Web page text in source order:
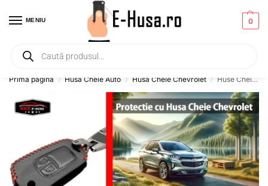
MENIU 0
Primesti un mic
Prima pagină / Husa Cheie Auto / Husa Cheie Chevrolet / Huse Chei Auto pentru Chevrolet